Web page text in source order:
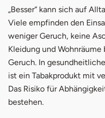
„Besser“ kann sich auf
Viele empfinden den
weniger Geruch, keine
Kleidung und
Geruch. In
ist ein Tabakprodukt mit
Das Risiko für
bestehen.